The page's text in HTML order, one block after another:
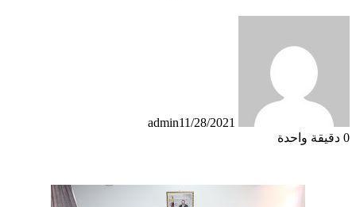
admin11/28/2021
0 دقيقة واحدة